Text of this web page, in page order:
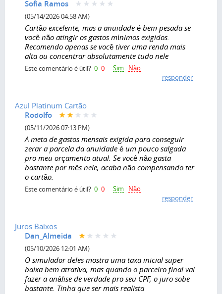
Sofia Ramos
(05/14/2026 04:58 AM)
Cartão excelente, mas a anuidade é bem pesada se
você não atingir os gastos mínimos exigidos.
Recomendo apenas se você tiver uma renda mais
alta ou concentrar absolutamente tudo nele
Este comentário é útil? 0 0 Sim
Não
responder
Azul Platinum Cartão
Rodolfo
(05/11/2026 07:13 PM)
A meta de gastos mensais exigida para conseguir
zerar a parcela da anuidade é um pouco salgada
pro meu orçamento atual. Se você não gasta
bastante por mês nele, acaba não compensando ter
o cartão.
Este comentário é útil? 0 0 Sim
Não
responder
Juros Baixos
Dan_Almeida
(05/10/2026 12:01 AM)
O simulador deles mostra uma taxa inicial super
baixa bem atrativa, mas quando o parceiro final vai
fazer a análise de verdade pro seu CPF, o juro sobe
bastante. Tinha que ser mais realista